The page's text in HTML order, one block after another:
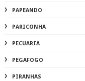
PAPEANDO
PARICONHA
PECUARIA
PEGAFOGO
PIRANHAS